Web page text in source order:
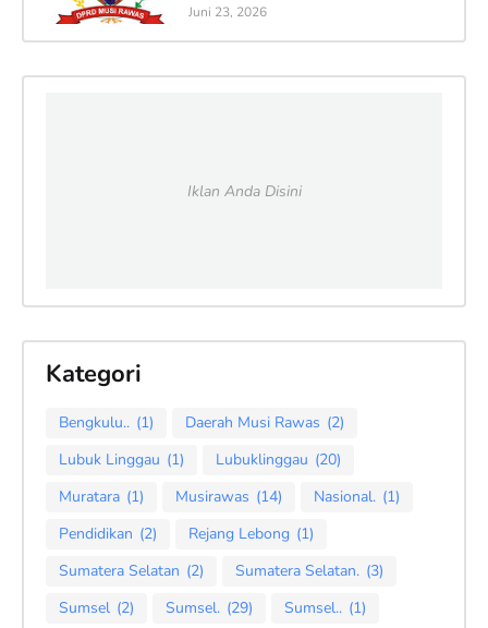
Juni 23, 2026
Iklan Anda Disini
Kategori
Bengkulu.. (1) Daerah Musi Rawas (2)
Lubuk Linggau (1) Lubuklinggau (20)
Muratara (1) Musirawas (14) Nasional. (1)
Pendidikan (2) Rejang Lebong (1)
Sumatera Selatan (2) Sumatera Selatan. (3)
Sumsel (2) Sumsel. (29) Sumsel.. (1)